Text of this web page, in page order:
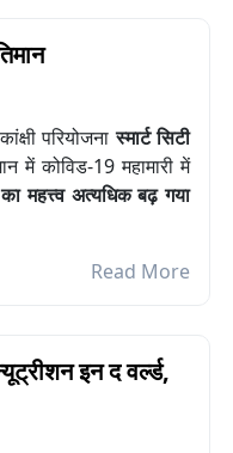
परियोजनास्मार्ट सिटी
में कोविड-19 महामारी में
महत्त्व अत्यधिक बढ़ गया
Read More
इन द वर्ल्ड,